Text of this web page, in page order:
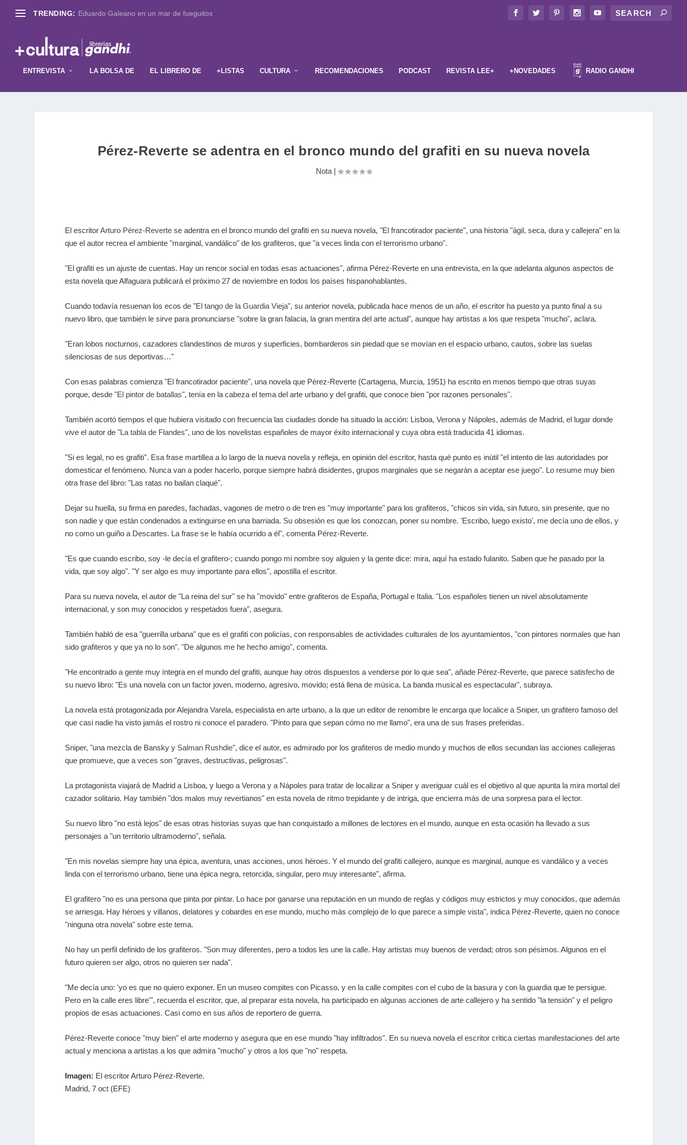
TRENDING: Eduardo Galeano en un mar de fueguitos
ENTREVISTA LA BOLSA DE EL LIBRERO DE +LISTAS CULTURA RECOMENDACIONES PODCAST REVISTA LEE+ +NOVEDADES RADIO GANDHI
Pérez-Reverte se adentra en el bronco mundo del grafiti en su nueva novela
Nota|
El escritorArturo Pérez-Reverte se adentra en el bronco mundo del grafiti en su nueva novela, "El francotirador paciente", una historia "ágil, seca, dura y callejera" en la
que el autor recrea el ambiente "marginal, vandálico" de los grafiteros, que "a veces linda con el terrorismo urbano".
"El grafiti es un ajuste de cuentas. Hay un rencor social en todas esas actuaciones", afirma Pérez-Reverte en una entrevista, en la que adelanta algunos aspectos de
esta novela que Alfaguara publicará el próximo 27 de noviembre en todos los países hispanohablantes.
Cuando todavía resuenan los ecos de "El tango de la Guardia Vieja", su anterior novela, publicada hace menos de un año, el escritor ha puesto ya punto final a su
nuevo libro, que también le sirve para pronunciarse "sobre la gran falacia, la gran mentira del arte actual", aunque hay artistas a los que respeta "mucho", aclara.
"Eran lobos nocturnos, cazadores clandestinos de muros y superficies, bombarderos sin piedad que se movían en el espacio urbano, cautos, sobre las suelas
silenciosas de sus deportivas…"
Con esas palabras comienza "El francotirador paciente", una novela que Pérez-Reverte (Cartagena, Murcia, 1951) ha escrito en menos tiempo que otras suyas
porque, desde "El pintor de batallas", tenía en la cabeza el tema del arte urbano y del grafiti, que conoce bien "por razones personales".
También acortó tiempos el que hubiera visitado con frecuencia las ciudades donde ha situado la acción: Lisboa, Verona y Nápoles, además de Madrid, el lugar donde
vive el autor de "La tabla de Flandes", uno de los novelistas españoles de mayor éxito internacional y cuya obra está traducida 41 idiomas.
"Si es legal, no es grafiti". Esa frase martillea a lo largo de la nueva novela y refleja, en opinión del escritor, hasta qué punto es inútil "el intento de las autoridades por
domesticar el fenómeno. Nunca van a poder hacerlo, porque siempre habrá disidentes, grupos marginales que se negarán a aceptar ese juego". Lo resume muy bien
otra frase del libro: "Las ratas no bailan claqué".
Dejar su huella, su firma en paredes, fachadas, vagones de metro o de tren es "muy importante" para los grafiteros, "chicos sin vida, sin futuro, sin presente, que no
son nadie y que están condenados a extinguirse en una barriada. Su obsesión es que los conozcan, poner su nombre.'Escribo, luego existo', me decía uno de ellos, y
no como un guiño a Descartes. La frase se le había ocurrido a él", comenta Pérez-Reverte.
"Es que cuando escribo, soy -le decía el grafitero-; cuando pongo mi nombre soy alguien y la gente dice: mira, aquí ha estado fulanito. Saben que he pasado por la
vida, que soy algo". "Y ser algo es muy importante para ellos", apostilla el escritor.
Para su nueva novela, el autor de "La reina del sur" se ha "movido" entre grafiteros de España, Portugal e Italia. "Los españoles tienen un nivel absolutamente
internacional, y son muy conocidos y respetados fuera", asegura.
También habló de esa "guerrilla urbana" que es el grafiti con policías, con responsables de actividades culturales de los ayuntamientos, "con pintores normales que han
sido grafiteros y que ya no lo son". "De algunos me he hecho amigo", comenta.
"He encontrado a gente muy íntegra en el mundo del grafiti, aunque hay otros dispuestos a venderse por lo que sea", añade Pérez-Reverte, que parece satisfecho de
su nuevo libro: "Es una novela con un factor joven, moderno, agresivo, movido; está llena de música. La banda musical es espectacular", subraya.
La novela está protagonizada por Alejandra Varela, especialista en arte urbano, a la que un editor de renombre le encarga que localice a Sniper, un grafitero famoso del
que casi nadie ha visto jamás el rostro ni conoce el paradero. "Pinto para que sepan cómo no me llamo", era una de sus frases preferidas.
Sniper, "una mezcla de Bansky y Salman Rushdie", dice el autor, es admirado por los grafiteros de medio mundo y muchos de ellos secundan las acciones callejeras
que promueve, que a veces son "graves, destructivas, peligrosas".
La protagonista viajará de Madrid a Lisboa, y luego a Verona y a Nápoles para tratar de localizar a Sniper y averiguar cuál es el objetivo al que apunta la mira mortal del
cazador solitario. Hay también "dos malos muy revertianos" en esta novela de ritmo trepidante y de intriga, que encierra más de una sorpresa para el lector.
Su nuevo libro "no está lejos" de esas otras historias suyas que han conquistado a millones de lectores en el mundo, aunque en esta ocasión ha llevado a sus
personajes a "un territorio ultramoderno", señala.
"En mis novelas siempre hay una épica, aventura, unas acciones, unos héroes. Y el mundo del grafiti callejero, aunque es marginal, aunque es vandálico y a veces
linda con el terrorismo urbano, tiene una épica negra, retorcida, singular, pero muy interesante", afirma.
El grafitero "no es una persona que pinta por pintar. Lo hace por ganarse una reputación en un mundo de reglas y códigos muy estrictos y muy conocidos, que además
se arriesga. Hay héroes y villanos, delatores y cobardes en ese mundo, mucho más complejo de lo que parece a simple vista", indica Pérez-Reverte, quien no conoce
"ninguna otra novela" sobre este tema.
No hay un perfil definido de los grafiteros. "Son muy diferentes, pero a todos les une la calle. Hay artistas muy buenos de verdad; otros son pésimos. Algunos en el
futuro quieren ser algo, otros no quieren ser nada".
"Me decía uno: 'yo es que no quiero exponer. En un museo compites con Picasso, y en la calle compites con el cubo de la basura y con la guardia que te persigue.
Pero en la calle eres libre'", recuerda el escritor, que, al preparar esta novela, ha participado en algunas acciones de arte callejero y ha sentido "la tensión" y el peligro
propios de esas actuaciones. Casi como en sus años de reportero de guerra.
Pérez-Reverte conoce "muy bien" el arte moderno y asegura que en ese mundo "hay infiltrados". En su nueva novela el escritor critica ciertas manifestaciones del arte
actual y menciona a artistas a los que admira "mucho" y otros a los que "no" respeta.
Imagen: El escritor Arturo Pérez-Reverte.
Madrid, 7 oct (EFE)